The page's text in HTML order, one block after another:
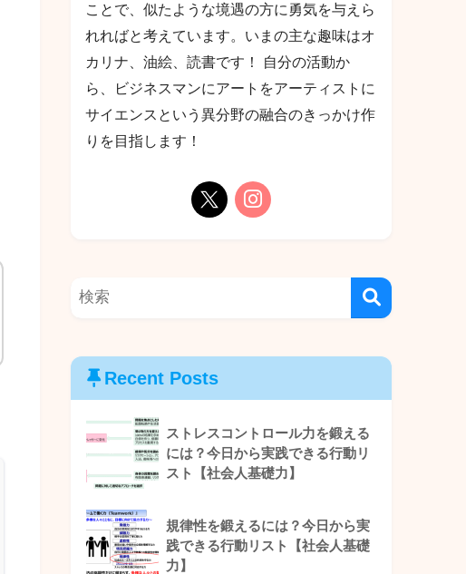
ことで、似たような境遇の方に勇気を与えら
れればと考えています。いまの主な趣味はオ
カリナ、油絵、読書です！ 自分の活動か
ら、ビジネスマンにアートをアーティストに
サイエンスという異分野の融合のきっかけ作
りを目指します！
Recent Posts
ストレスコントロール力を鍛える
には？今日から実践できる行動リ
スト【社会人基礎力】
規律性を鍛えるには？今日から実
践できる行動リスト【社会人基礎
力】